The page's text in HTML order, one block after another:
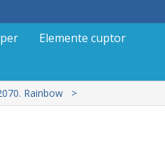
Elemente cuptor
Rainbow